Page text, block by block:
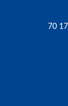
70